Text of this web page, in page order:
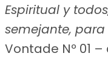
Espiritual y
semejante, para
Vontade Nº 01 –